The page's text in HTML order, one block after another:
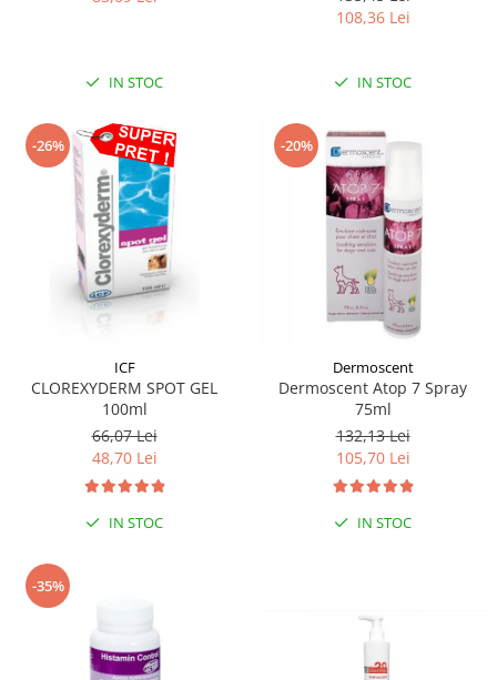
IN STOC
108,36 Lei
IN STOC
-26%
ICF
CLOREXYDERM SPOT GEL
100ml
66,07 Lei
48,70 Lei
IN STOC
-20%
Dermoscent
Dermoscent Atop 7 Spray
75ml
132,13 Lei
105,70 Lei
IN STOC
-35%